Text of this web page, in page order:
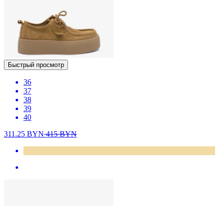
Быстрый просмотр
36
37
38
39
40
311.25 BYN415BYN